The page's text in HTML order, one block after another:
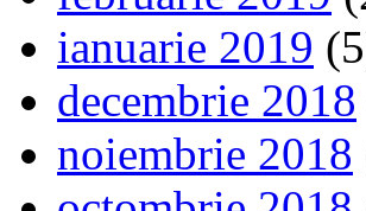
ianuarie 2019
decembrie 2018
noiembrie 2018